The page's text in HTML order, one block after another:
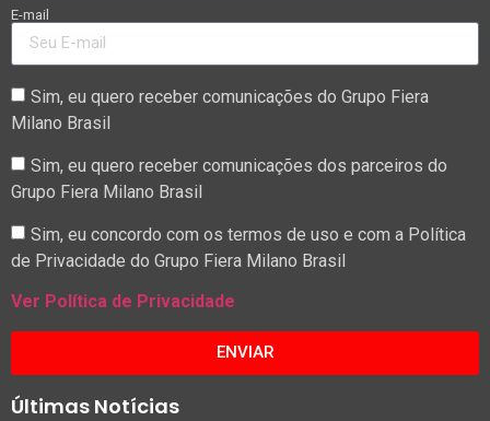
E-mail
Sim, eu quero receber comunicações do Grupo Fiera
Milano Brasil
Sim, eu quero receber comunicações dos parceiros do
Grupo Fiera Milano Brasil
Sim, eu concordo com os termos de uso e com a Política
de Privacidade do Grupo Fiera Milano Brasil
Ver Política de Privacidade
ENVIAR
Últimas Notícias